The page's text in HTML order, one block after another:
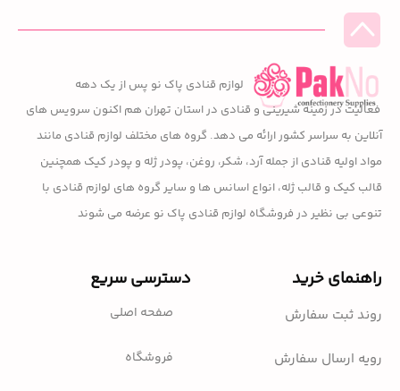
لوازم قنادی پاک نو پس از یک دهه
فعالیت در زمینه شیرینی و قنادی در استان تهران هم اکنون سرویس های
آنلاین به سراسر کشور ارائه می دهد. گروه های مختلف لوازم قنادی مانند
مواد اولیه قنادی از جمله آرد، شکر، روغن، پودر ژله و پودر کیک همچنین
قالب کیک و قالب ژله، انواع اسانس ها و سایر گروه های لوازم قنادی با
تنوعی بی نظیر در فروشگاه لوازم قنادی پاک نو عرضه می شوند
راهنمای خرید
روند ثبت سفارش
رویه ارسال سفارش
دسترسی سریع
صفحه اصلی
فروشگاه